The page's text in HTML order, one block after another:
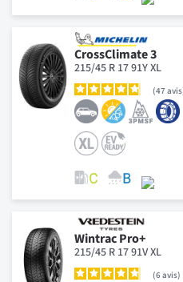
CrossClimate 3
215/45 R 17 91Y XL
47 avis
Wintrac Pro+
215/45 R 17 91V XL
6avis